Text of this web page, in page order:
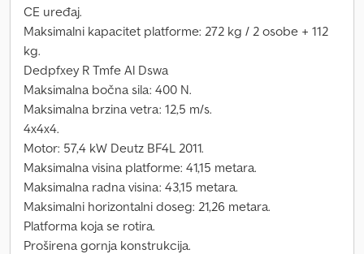
CE uređaj.
Maksimalni kapacitet platforme: 272 kg / 2 osobe + 112
kg.
Dedpfxey R Tmfe Al Dswa
Maksimalna bočna sila: 400 N.
Maksimalna brzina vetra: 12,5 m/s.
4x4x4.
Motor: 57,4 kW Deutz BF4L 2011.
Maksimalna visina platforme: 41,15 metara.
Maksimalna radna visina: 43,15 metara.
Maksimalni horizontalni doseg: 21,26 metara.
Platforma koja se rotira.
Proširena gornja konstrukcija.